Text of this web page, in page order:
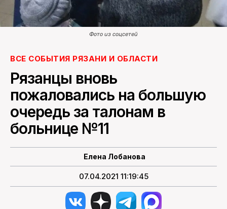
О НАС
Фото из соцсетей
ВСЕ СОБЫТИЯ РЯЗАНИ И ОБЛАСТИ
Рязанцы вновь
пожаловались на большую
очередь за талонам в
больнице №11
Елена Лобанова
07.04.2021 11:19:45